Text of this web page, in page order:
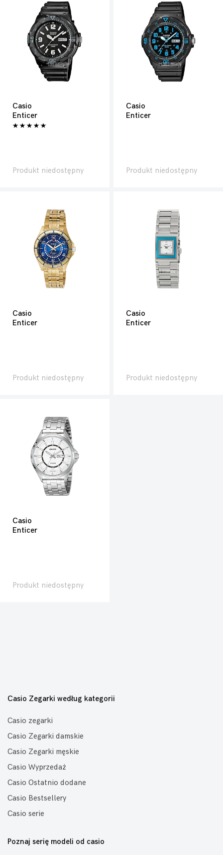
Casio
Enticer
Produkt niedostępny
Casio
Enticer
Produkt niedostępny
Casio
Enticer
Produkt niedostępny
Casio
Enticer
Produkt niedostępny
Casio
Enticer
Produkt niedostępny
Casio Zegarki według kategorii
Casio zegarki
Casio Zegarki damskie
Casio Zegarki męskie
Casio Wyprzedaż
Casio Ostatnio dodane
Casio Bestsellery
Casio serie
Poznaj serię modeli od casio